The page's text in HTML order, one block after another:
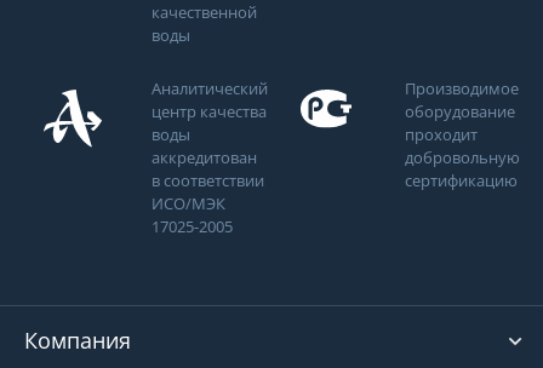
качественной
воды
Аналитический
центр качества
воды
аккредитован
в соответствии
ИСО/МЭК
17025-2005
Производимое
оборудование
проходит
добровольную
сертификацию
Компания